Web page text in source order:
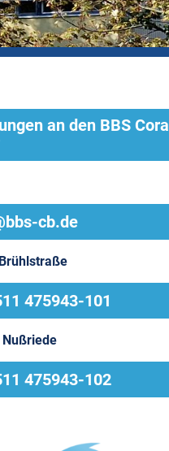
an den BBS Cora
cb.de
475943-101
475943-102